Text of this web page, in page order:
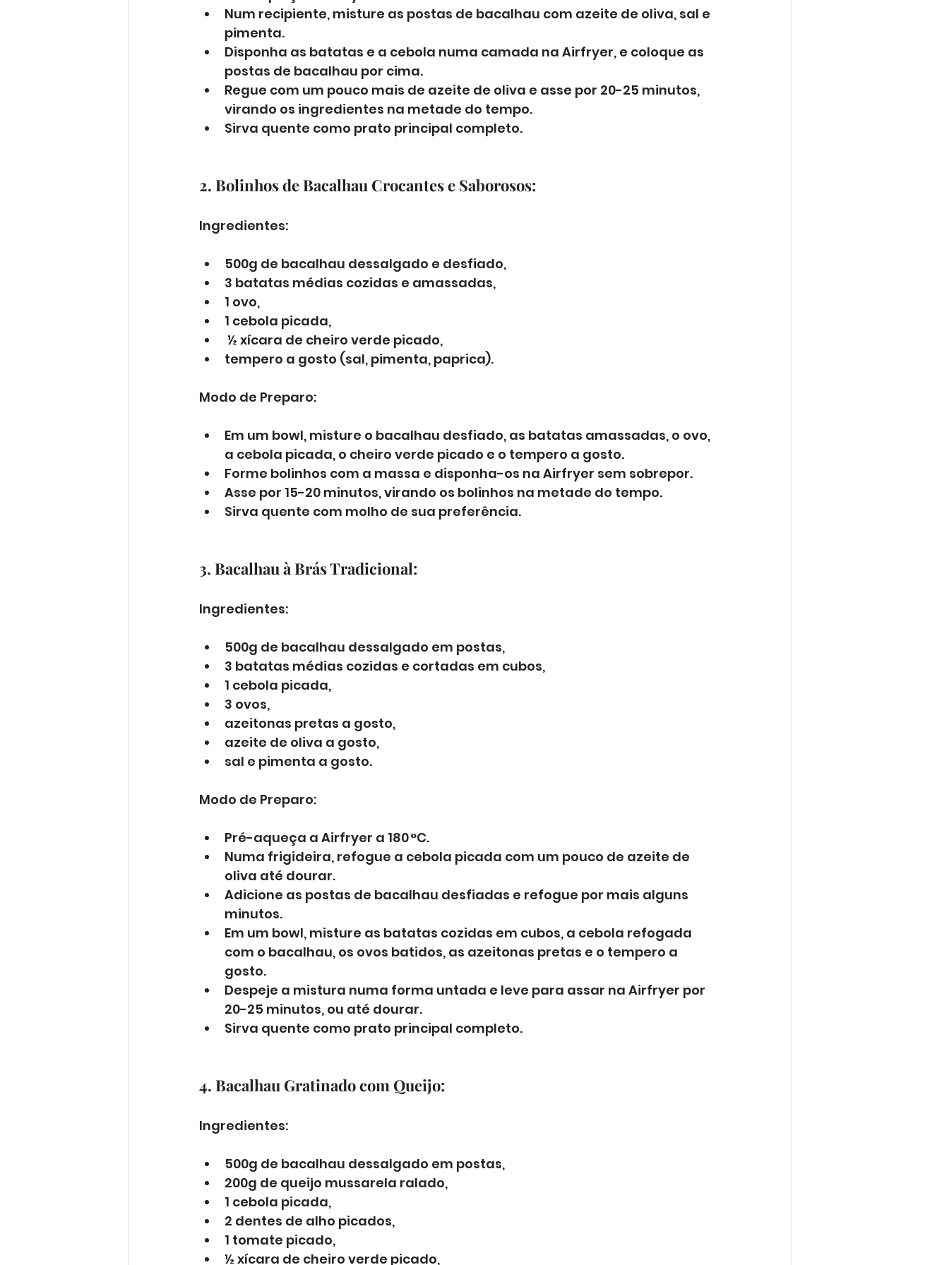
Num recipiente, misture as postas de bacalhau com azeite de oliva, sal e
pimenta.
Disponha as batatas e a cebola numa camada na Airfryer, e coloque as
postas de bacalhau por cima.
Regue com um pouco mais de azeite de oliva e asse por 20-25 minutos,
virando os ingredientes na metade do tempo.
Sirva quente como prato principal completo.
2. Bolinhos de Bacalhau Crocantes e Saborosos:
Ingredientes:
500g de bacalhau dessalgado e desfiado,
3 batatas médias cozidas e amassadas,
1 ovo,
1 cebola picada,
½ xícara de cheiro verde picado,
tempero a gosto (sal, pimenta, paprica).
Modo de Preparo:
Em um bowl, misture o bacalhau desfiado, as batatas amassadas, o ovo,
a cebola picada, o cheiro verde picado e o tempero a gosto.
Forme bolinhos com a massa e disponha-os na Airfryer sem sobrepor.
Asse por 15-20 minutos, virando os bolinhos na metade do tempo.
Sirva quente com molho de sua preferência.
3. Bacalhau à Brás Tradicional:
Ingredientes:
500g de bacalhau dessalgado em postas,
3 batatas médias cozidas e cortadas em cubos,
1 cebola picada,
3 ovos,
azeitonas pretas a gosto,
azeite de oliva a gosto,
sal e pimenta a gosto.
Modo de Preparo:
Pré-aqueça a Airfryer a 180 °C.
Numa frigideira, refogue a cebola picada com um pouco de azeite de
oliva até dourar.
Adicione as postas de bacalhau desfiadas e refogue por mais alguns
minutos.
Em um bowl, misture as batatas cozidas em cubos, a cebola refogada
com o bacalhau, os ovos batidos, as azeitonas pretas e o tempero a
gosto.
Despeje a mistura numa forma untada e leve para assar na Airfryer por
20-25 minutos, ou até dourar.
Sirva quente como prato principal completo.
4. Bacalhau Gratinado com Queijo:
Ingredientes:
500g de bacalhau dessalgado em postas,
200g de queijo mussarela ralado,
1 cebola picada,
2 dentes de alho picados,
1 tomate picado,
½ xícara de cheiro verde picado,